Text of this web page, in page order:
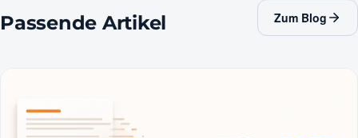
Passende Artikel Zum Blog